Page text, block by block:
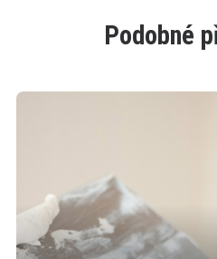
Podobné